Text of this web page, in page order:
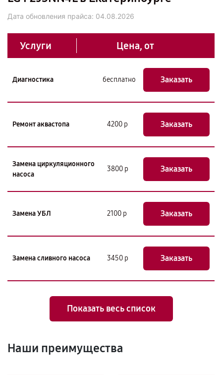
Дата обновления прайса: 04.08.2026
Услуги Цена, от
Диагностика бесплатно Заказать
Ремонт аквастопа 4200 р Заказать
Замена циркуляционного
насоса
3800 р Заказать
Замена УБЛ 2100 р Заказать
Замена сливного насоса 3450 р Заказать
Показать весь список
Наши преимущества